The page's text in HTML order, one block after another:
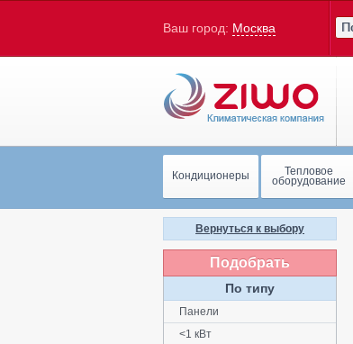
Ваш город: Москва
Кондиционеры Тепловое
оборудование
Вернуться к выбору
Подобрать
По типу
Панели
<1 кВт